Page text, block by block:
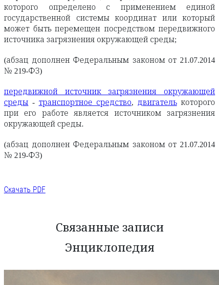
которого определено с применением единой
государственной системы координат или который
может быть перемещен посредством передвижного
источника загрязнения окружающей среды;
(абзац дополнен Федеральным законом от 21.07.2014
№ 219-ФЗ)
передвижной источник загрязнения окружающей
среды - транспортное средство, двигатель которого
при его работе является источником загрязнения
окружающей среды.
(абзац дополнен Федеральным законом от 21.07.2014
№ 219-ФЗ)
Скачать PDF
Связанные записи
Энциклопедия